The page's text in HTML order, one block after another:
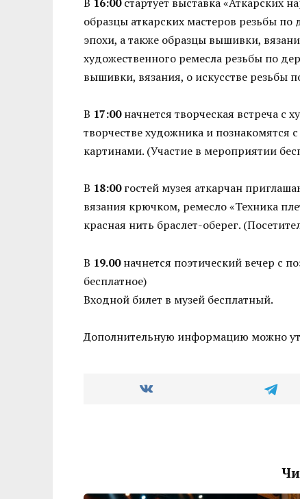
образцы аткарских мастеров резьбы
эпохи, а также образцы вышивки,
художественного ремесла резьбы по
вышивки, вязания, о искусстве резьбы
В 17:00начнется творческая встреча с
творчестве художника и познакомятся с
картинами. (Участие в мероприятии
В 18:00гостей музея аткарчан
вязания крючком, ремесло «Техника
красная нить браслет-оберег.
В 19.00начнется поэтический вечер с
бесплатное)
Входной билет в музей бесплатный.
Дополнительную информацию можно